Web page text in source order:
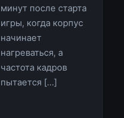
минут после старта
игры, когда корпус
начинает
нагреваться, а
частота кадров
пытается […]